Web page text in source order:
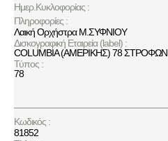
Ημερ.Κυκλοφορίας :
Πληροφορίες :
Λαική Ορχήστρα Μ.ΣΥΦΝΙΟΥ
Δισκογραφική Εταιρεία (label) :
COLUMBIA (ΑΜΕΡΙΚΗΣ) 78 ΣΤΡΟΦΩΝ
Τύπος :
78
Κωδικός :
81852